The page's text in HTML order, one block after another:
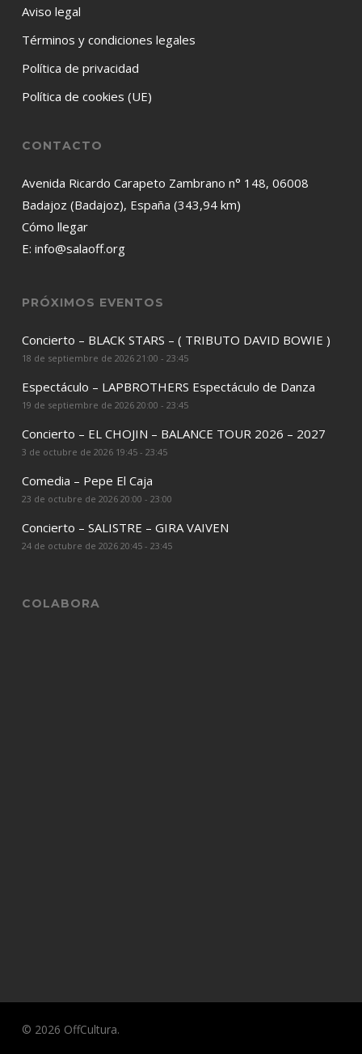
Aviso legal
Términos y condiciones legales
Política de privacidad
Política de cookies (UE)
CONTACTO
Avenida Ricardo Carapeto Zambrano n° 148, 06008
Badajoz (Badajoz), España (343,94 km)
Cómo llegar
E: info@salaoff.org
PRÓXIMOS EVENTOS
Concierto – BLACK STARS – ( TRIBUTO DAVID BOWIE )
18 de septiembre de 2026 21:00 - 23:45
Espectáculo – LAPBROTHERS Espectáculo de Danza
19 de septiembre de 2026 20:00 - 23:45
Concierto – EL CHOJIN – BALANCE TOUR 2026 – 2027
3 de octubre de 2026 19:45 - 23:45
Comedia – Pepe El Caja
23 de octubre de 2026 20:00 - 23:00
Concierto – SALISTRE – GIRA VAIVEN
24 de octubre de 2026 20:45 - 23:45
COLABORA
© 2026 OffCultura.